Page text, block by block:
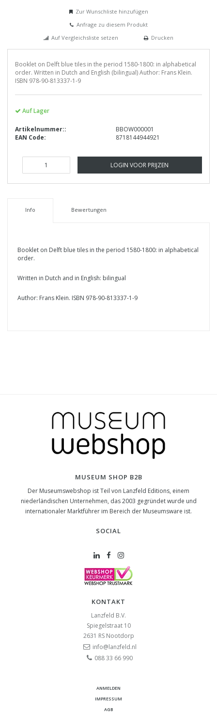
Zur Wunschliste hinzufügen
Anfrage zu diesem Produkt
Auf Vergleichsliste setzen
Drucken
Booklet on Delft blue tiles in the period 1580-1800: in alphabetical
order. Written in Dutch and English (bilingual) Author: Frans Klein.
ISBN 978-90-813337-1-9
Auf Lager
Artikelnummer::
BBOW000001
EAN Code:
8718144944921
LOGIN VOOR PRIJZEN
Info Bewertungen
Booklet on Delft blue tiles in the period 1580-1800: in alphabetical
order.
Written in Dutch and in English: bilingual
Author: Frans Klein. ISBN 978-90-813337-1-9
MUSEUM SHOP B2B
Der Museumswebshop ist Teil von Lanzfeld Editions, einem
niederländischen Unternehmen, das 2003 gegründet wurde und
internationaler Marktführer im Bereich der Museumsware ist.
SOCIAL
KONTAKT
Lanzfeld B.V.
Spiegelstraat 10
2631 RS Nootdorp
info@lanzfeld.nl
088 33 66 990
ANMELDEN
IMPRESSUM
AGB